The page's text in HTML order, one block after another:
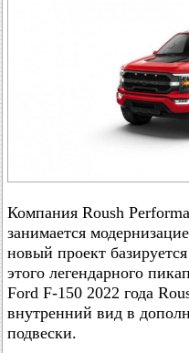
Компания Roush
занимается
новый проект
этого легендарного
Ford F-150 2022 года
внутренний вид в
подвески.